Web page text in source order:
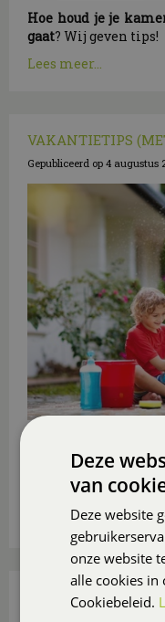
Hoe houd je je
gaat? Wij geven tips!
Lees meer...
VAKANTIETIPS
Gepubliceerd op 4 augustus
Ga je deze zomer
eigen tuin of op
heerlijk
(klein)kinderen.
Lees meer...
15 TUIN- EN
Deze
van
Deze website
onze website
alle cookies in
Cookiebeleid.